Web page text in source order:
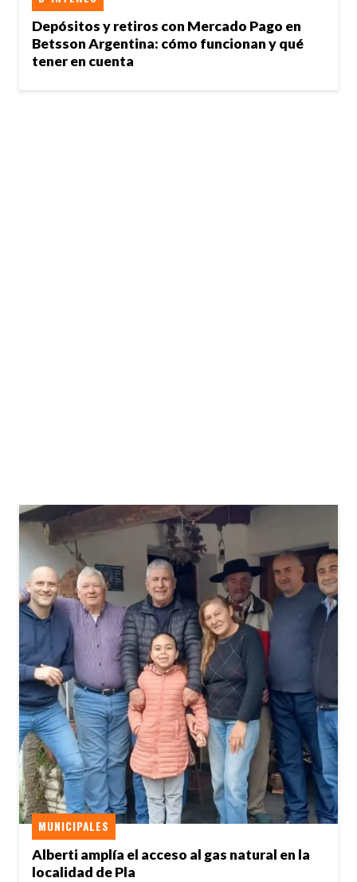
Depósitos y retiros con Mercado Pago en
Betsson Argentina: cómo funcionan y qué
tener en cuenta
Alberti amplía el acceso al gas natural en la
localidad de Pla
MUNICIPALES